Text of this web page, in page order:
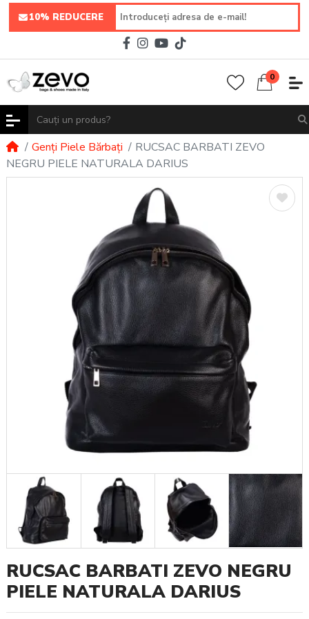
10% REDUCERE
0
Genți Piele Bărbați
RUCSAC BARBATI ZEVO
NEGRU PIELE NATURALA DARIUS
RUCSAC BARBATI ZEVO NEGRU
PIELE NATURALA DARIUS